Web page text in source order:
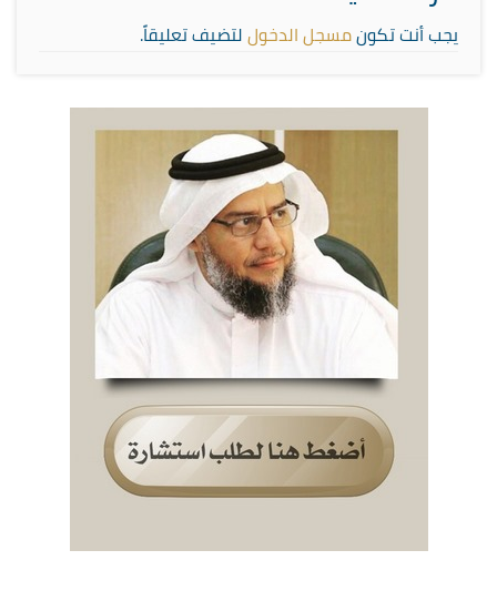
يجب أنت تكونمسجل الدخوللتضيف تعليقاً.